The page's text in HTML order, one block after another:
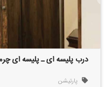
درب پلیسه ای ـ پلیسه ای چرمی
پارتیشن